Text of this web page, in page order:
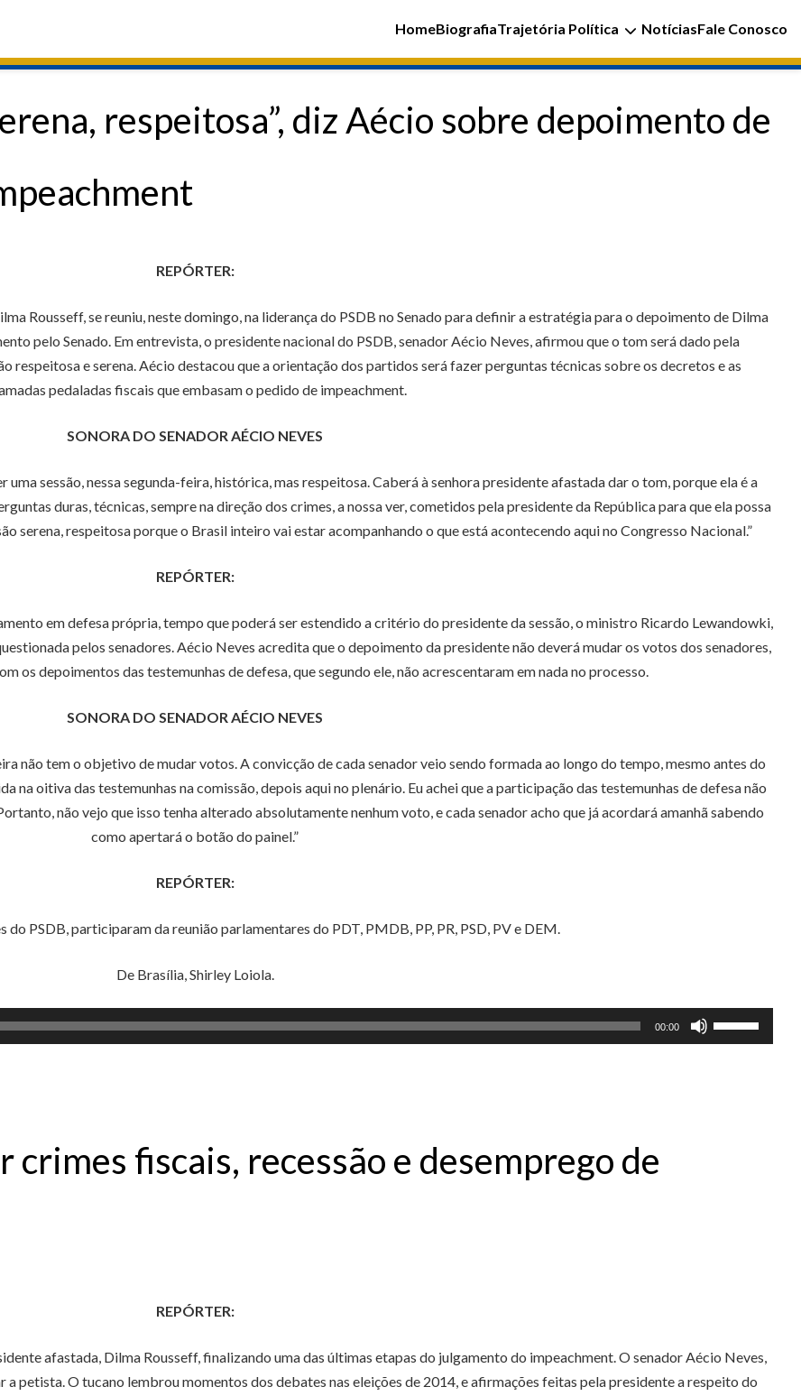
HomeBiografiaTrajetória Política NotíciasFale Conosco
respeitosa”, diz Aécio sobre depoimento de
REPÓRTER:
Rousseff, se reuniu, neste domingo, na liderança do PSDB no Senado para definir a estratégia para o depoimento de Dilma
pelo Senado. Em entrevista, o presidente nacional do PSDB, senador Aécio Neves, afirmou que o tom será dado pela
respeitosa e serena. Aécio destacou que a orientação dos partidos será fazer perguntas técnicas sobre os decretos e as
pedaladas fiscais que embasam o pedido de impeachment.
SONORA DO SENADOR AÉCIO NEVES
sessão, nessa segunda-feira, histórica, mas respeitosa. Caberá à senhora presidente afastada dar o tom, porque ela é a
duras, técnicas, sempre na direção dos crimes, a nossa ver, cometidos pela presidente da República para que ela possa
serena, respeitosa porque o Brasil inteiro vai estar acompanhando o que está acontecendo aqui no Congresso Nacional.”
REPÓRTER:
em defesa própria, tempo que poderá ser estendido a critério do presidente da sessão, o ministro Ricardo Lewandowki,
pelos senadores. Aécio Neves acredita que o depoimento da presidente não deverá mudar os votos dos senadores,
os depoimentos das testemunhas de defesa, que segundo ele, não acrescentaram em nada no processo.
SONORA DO SENADOR AÉCIO NEVES
não tem o objetivo de mudar votos. A convicção de cada senador veio sendo formada ao longo do tempo, mesmo antes do
na oitiva das testemunhas na comissão, depois aqui no plenário. Eu achei que a participação das testemunhas de defesa não
não vejo que isso tenha alterado absolutamente nenhum voto, e cada senador acho que já acordará amanhã sabendo
como apertará o botão do painel.”
REPÓRTER:
do PSDB, participaram da reunião parlamentares do PDT, PMDB, PP, PR, PSD, PV e DEM.
De Brasília, Shirley Loiola.
00:00
Use
as
fiscais, recessão e desemprego de
REPÓRTER:
afastada, Dilma Rousseff, finalizando uma das últimas etapas do julgamento do impeachment. O senador Aécio Neves,
petista. O tucano lembrou momentos dos debates nas eleições de 2014, e afirmações feitas pela presidente a respeito do